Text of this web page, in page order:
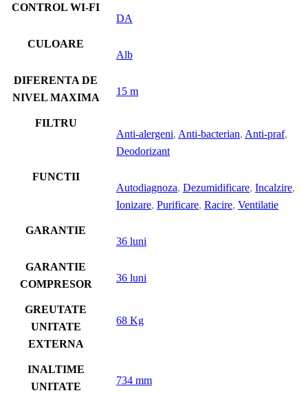
CONTROL WI-FI
DA
CULOARE
Alb
DIFERENTA DE
NIVEL MAXIMA
15 m
FILTRU
Anti-alergeni, Anti-bacterian, Anti-praf,
Deodorizant
FUNCTII
Autodiagnoza, Dezumidificare, Incalzire,
Ionizare, Purificare, Racire, Ventilatie
GARANTIE
36 luni
GARANTIE
COMPRESOR
36 luni
GREUTATE
UNITATE
EXTERNA
68 Kg
INALTIME
UNITATE
734 mm